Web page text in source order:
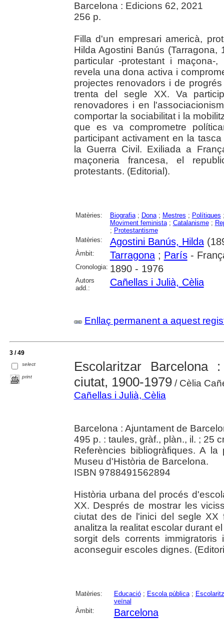
Barcelona : Edicions 62, 2021
256 p.
Filla d'un empresari americà,
Hilda Agostini Banús
particular -protestant i
revela una dona activa i
projectes renovadors i de
trenta del segle XX. Va
renovadores i en
comportar la sociabilitat i la
que es va comprometre
participant activament en la
la Guerra Civil. Exiliada a
maçoneria francesa, el
protestants. (Editorial).
Matèries: Biografia; Dona; Mestres ; Polítiques
Moviment feminista; Catalanisme;
; Protestantisme
Matèries:
Agostini Banús, Hilda
Àmbit: Tarragona; París-
Cronologia: 1890 - 1976
Autors
add.:
Cañellas i Julià, Cèlia
Enllaç permanent a aquest
3 / 49
select
print
Escolaritzar Barcelona
ciutat, 1900-1979/ Cèlia
Cañellas i Julià, Cèlia
Barcelona : Ajuntament de
495 p. : taules, gràf., plàn., il. ; 25
Referències bibliogràfiques. A
Museu d'Història de Barcelona.
ISBN 9788491562894
Història urbana del procés
XX. Després de mostrar les
ciutat des de l'inici del segle
analitza la realitat escolar durant
sorgit dels corrents
aconseguir escoles dignes.
Matèries: Educació; Escola pública;
veïnal
Àmbit:
Barcelona